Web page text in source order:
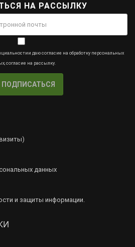
НА РАССЫЛКУ
и даю согласие на обработку персональных
, согласие на рассылку.
ПОДПИСАТЬСЯ
данных
и защиты информации.